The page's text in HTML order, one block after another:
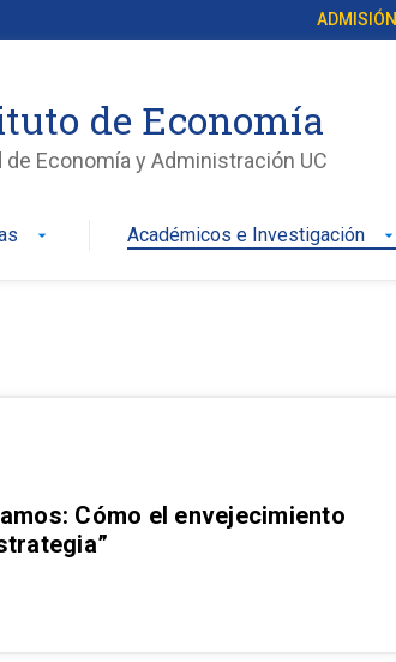
ADMISIÓN
de Economía
de Economía y Administración UC
arrow_drop_down Académicos e Investigación arrow_drop_down
Cómo el envejecimiento